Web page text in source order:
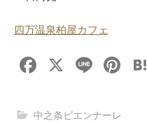
四万温泉柏屋カフェ
F
c
X
Li
e
Pi
中之条ビエンナーレ